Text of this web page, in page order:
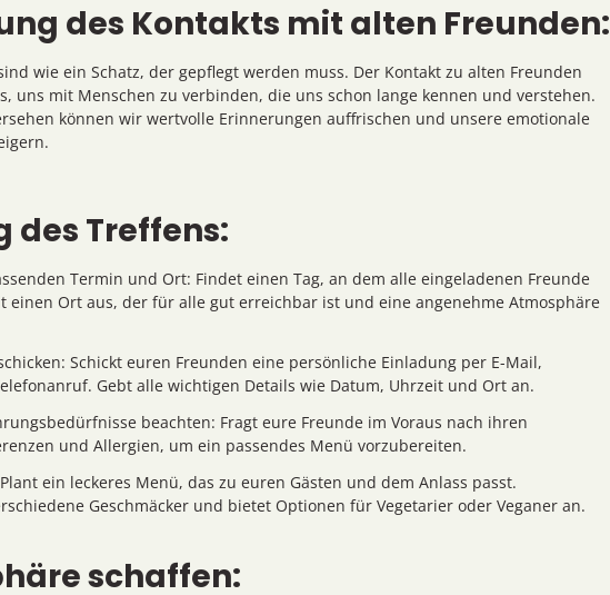
des Kontakts mit alten Freunden:
wie ein Schatz, der gepflegt werden muss. Der Kontakt zu alten Freunden
uns mit Menschen zu verbinden, die uns schon lange kennen und verstehen.
können wir wertvolle Erinnerungen auffrischen und unsere emotionale
des Treffens:
Termin und Ort: Findet einen Tag, an dem alle eingeladenen Freunde
einen Ort aus, der für alle gut erreichbar ist und eine angenehme Atmosphäre
Schickt euren Freunden eine persönliche Einladung per E-Mail,
Gebt alle wichtigen Details wie Datum, Uhrzeit und Ort an.
beachten: Fragt eure Freunde im Voraus nach ihren
und Allergien, um ein passendes Menü vorzubereiten.
ein leckeres Menü, das zu euren Gästen und dem Anlass passt.
Geschmäcker und bietet Optionen für Vegetarier oder Veganer an.
schaffen: